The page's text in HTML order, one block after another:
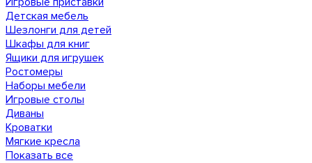
Детская мебель
Шезлонги для детей
Шкафы для книг
Ящики для игрушек
Ростомеры
Наборы мебели
Игровые столы
Диваны
Кроватки
Мягкие кресла
Показать все